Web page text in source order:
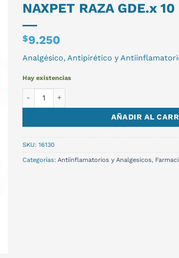
NAXPET RAZA GDE.x
$9.250
Analgésico, Antipirético y
Hay existencias
AÑADIR AL
SKU: 16130
Categorías: Antiinflamatorios y Analgesicos,